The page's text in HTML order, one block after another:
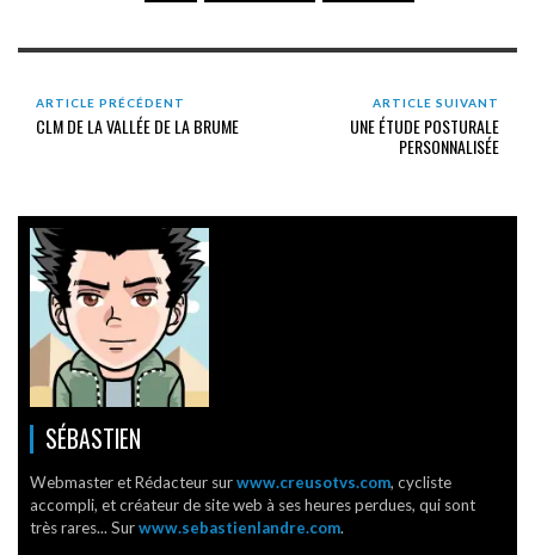
ARTICLE PRÉCÉDENT
CLM DE LA VALLÉE DE LA BRUME
ARTICLE SUIVANT
UNE ÉTUDE POSTURALE
PERSONNALISÉE
SÉBASTIEN
Webmaster et Rédacteur surwww.creusotvs.com, cycliste
accompli, et créateur de site web à ses heures perdues, qui sont
très rares... Surwww.sebastienlandre.com.